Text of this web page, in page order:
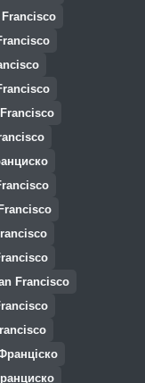
Francisco
Francisco